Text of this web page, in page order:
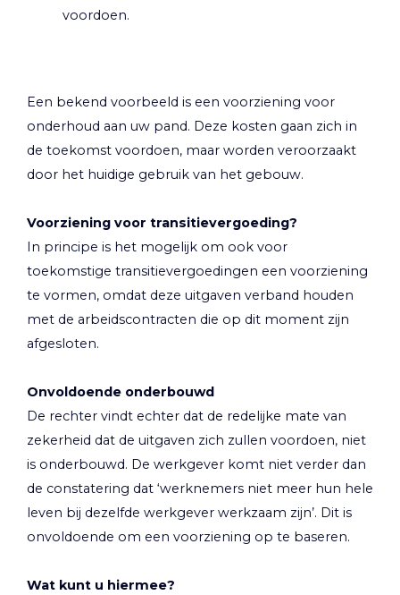
voordoen.
Een bekend voorbeeld is een voorziening voor
onderhoud aan uw pand. Deze kosten gaan zich in
de toekomst voordoen, maar worden veroorzaakt
door het huidige gebruik van het gebouw.
Voorziening voor transitievergoeding?
In principe is het mogelijk om ook voor
toekomstige transitievergoedingen een voorziening
te vormen, omdat deze uitgaven verband houden
met de arbeidscontracten die op dit moment zijn
afgesloten.
Onvoldoende onderbouwd
De rechter vindt echter dat de redelijke mate van
zekerheid dat de uitgaven zich zullen voordoen, niet
is onderbouwd. De werkgever komt niet verder dan
de constatering dat ‘werknemers niet meer hun hele
leven bij dezelfde werkgever werkzaam zijn’. Dit is
onvoldoende om een voorziening op te baseren.
Wat kunt u hiermee?